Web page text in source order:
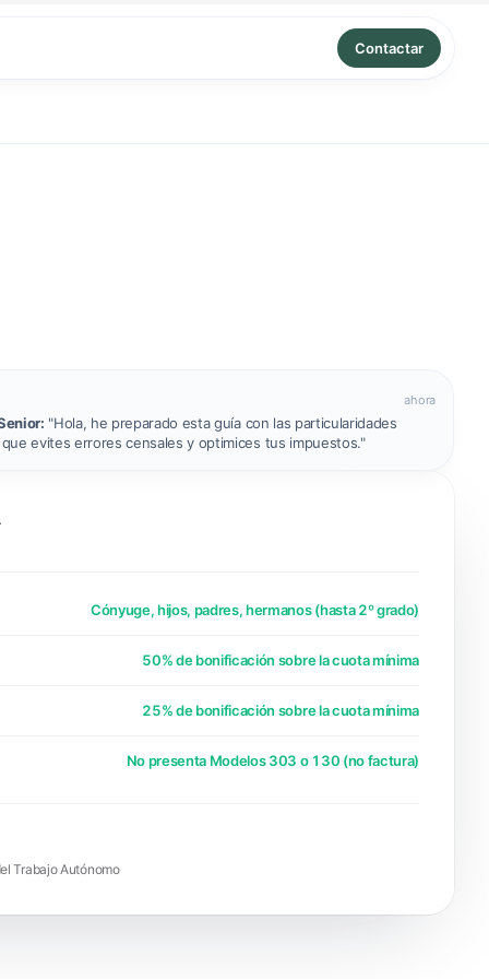
Contactar
ahora
"Hola, he preparado esta guía con las particularidades
evites errores censales y optimices tus impuestos."
Cónyuge, hijos, padres, hermanos (hasta 2º grado)
50% de bonificación sobre la cuota mínima
25% de bonificación sobre la cuota mínima
No presenta Modelos 303 o 130 (no factura)
Trabajo Autónomo